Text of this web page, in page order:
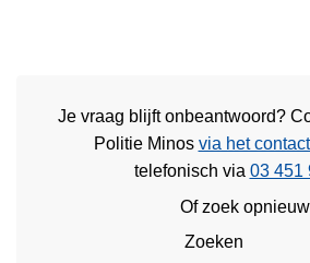
Je vraag blijft onbeantwoord?
Politie Minos via het
telefonisch via 03 451
Of zoek opnieuw
Zoeken